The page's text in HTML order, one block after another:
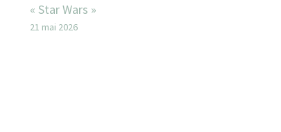
« Star Wars »
21 mai 2026